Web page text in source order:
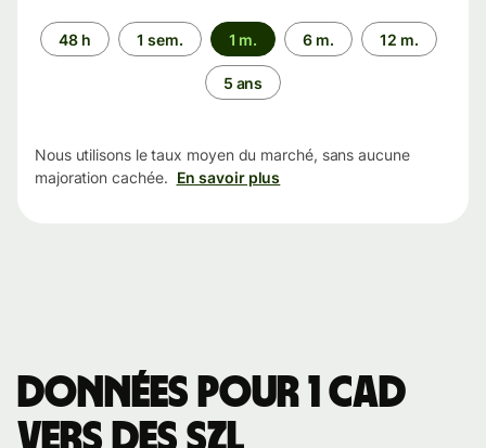
Période
48 h 1 sem. 1 m. 6 m. 12 m.
5 ans
Nous utilisons le taux moyen du marché, sans aucune
majoration cachée. En savoir plus
Données pour 1 CAD